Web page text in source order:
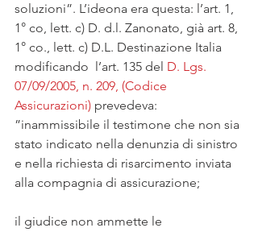
soluzioni”. L’ideona era questa: l’art. 1,
1° co, lett. c) D. d.l. Zanonato, già art. 8,
1° co., lett. c) D.L. Destinazione Italia
modificando  l’art. 135 del D. Lgs.
07/09/2005, n. 209, (Codice
Assicurazioni) prevedeva:
”inammissibile il testimone che non sia
stato indicato nella denunzia di sinistro
e nella richiesta di risarcimento inviata
alla compagnia di assicurazione;
il giudice non ammette le